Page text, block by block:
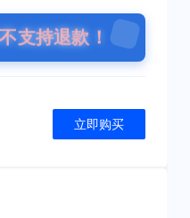
支持退款！
立即购买